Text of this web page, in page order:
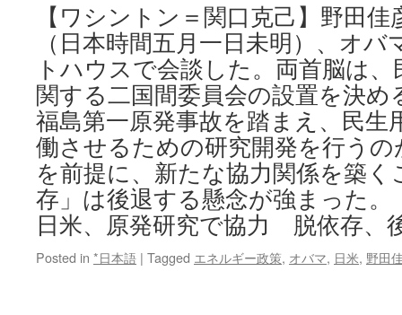
地
訪
問
を」
米
領
宛
て
に
要
請
文
【ワシントン＝関口克己】野田
（日本時間五月一日未明）、オ
トハウスで会談した。両首脳は
関する二国間委員会の設置を決め
福島第一原発事故を踏まえ、民生
働させるための研究開発を行う
を前提に、新たな協力関係を築く
存」は後退する懸念が強まった。
日米、原発研究で協力 脱依存
Posted in *日本語 | Tagged エネルギー政策, オバマ, 日米, 野田